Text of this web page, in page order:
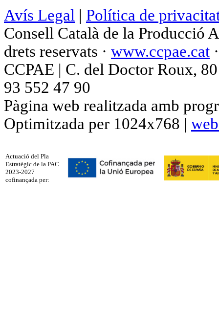
Avís Legal | Política de
Consell Català de la Producció
drets reservats · www.ccpae.cat
CCPAE | C. del Doctor Roux,
93 552 47 90
Pàgina web realitzada amb
Optimitzada per 1024x768 |
Actuació del Pla
Estratègic de la PAC
2023-2027
cofinançada per: